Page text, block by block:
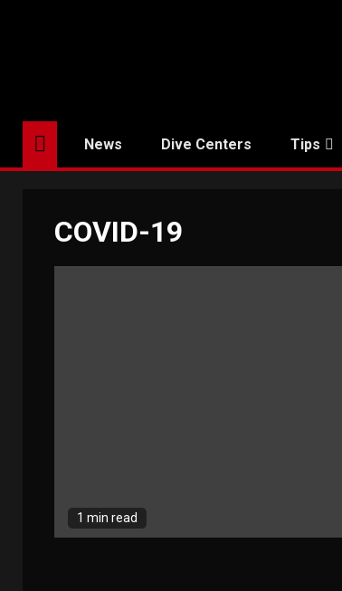
News Dive Centers Tips
COVID-19
1 min read